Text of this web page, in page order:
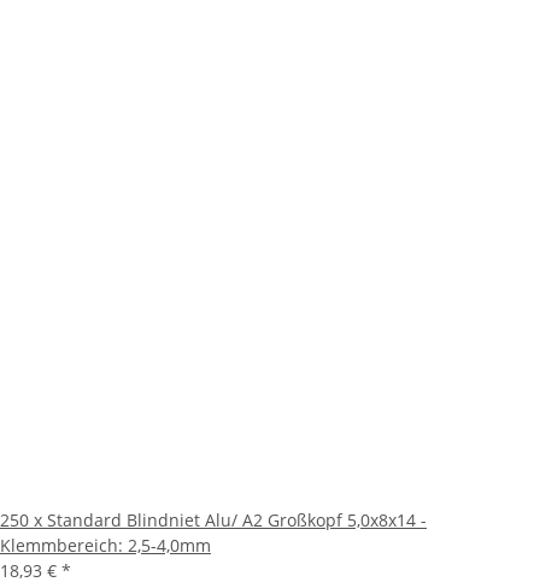
250 x Standard Blindniet Alu/ A2 Großkopf 5,0x8x14 -
Klemmbereich: 2,5-4,0mm
18,93 € *